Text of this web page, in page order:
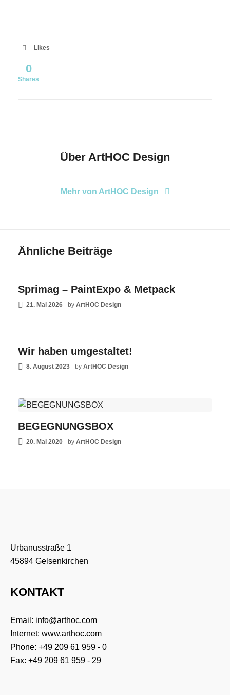
Likes
0
Shares
Über ArtHOC Design
Mehr von ArtHOC Design
Ähnliche Beiträge
NEWS
Sprimag – PaintExpo & Metpack
21. Mai 2026 - by ArtHOC Design
Wir haben umgestaltet!
8. August 2023 - by ArtHOC Design
BEGEGNUNGSBOX
20. Mai 2020 - by ArtHOC Design
Urbanusstraße 1
45894 Gelsenkirchen
KONTAKT
Email: info@arthoc.com
Internet: www.arthoc.com
Phone: +49 209 61 959 - 0
Fax: +49 209 61 959 - 29